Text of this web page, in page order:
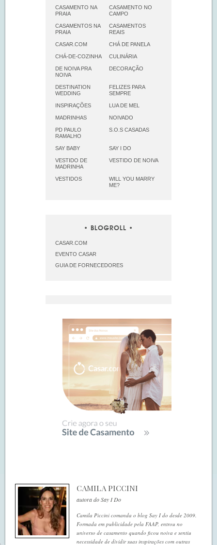
CASAMENTO NA
PRAIA
CASAMENTO NO
CAMPO
CASAMENTOS NA
PRAIA
CASAMENTOS
REAIS
CASAR.COM CHÁ DE PANELA
CHÁ-DE-COZINHA CULINÁRIA
DE NOIVA PRA
NOIVA
DECORAÇÃO
DESTINATION
WEDDING
FELIZES PARA
SEMPRE
INSPIRAÇÕES LUA DE MEL
MADRINHAS NOIVADO
PD PAULO
RAMALHO
S.O.S CASADAS
SAY BABY SAY I DO
VESTIDO DE
MADRINHA
VESTIDO DE NOIVA
VESTIDOS
WILL YOU MARRY
ME?
BLOGROLL
CASAR.COM
EVENTO CASAR
GUIA DE FORNECEDORES
CAMILA PICCINI
autora do Say I Do
Camila Piccini comanda o blog Say I do desde 2009.
Formada em publicidade pela FAAP, entrou no
universo de casamento quando ficou noiva e sentiu
necessidade de dividir suas inspirações com outras